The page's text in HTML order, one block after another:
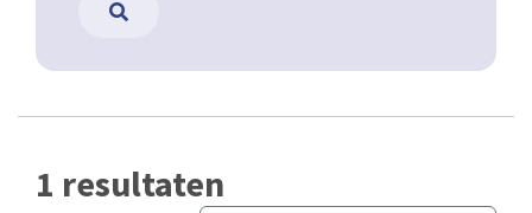
1 resultaten